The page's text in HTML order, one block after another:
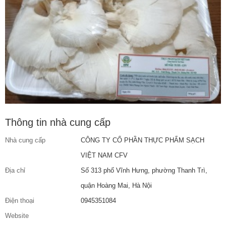
Thông tin nhà cung cấp
Nhà cung cấp
CÔNG TY CỔ PHẦN THỰC PHẨM SẠCH
VIỆT NAM CFV
Địa chỉ
Số 313 phố Vĩnh Hưng, phường Thanh Trì,
quận Hoàng Mai, Hà Nội
Điện thoại
0945351084
Website